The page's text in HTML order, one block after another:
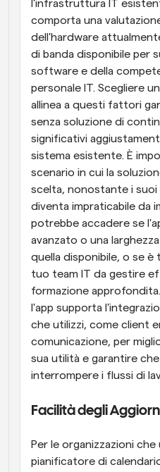
l'infrastruttura IT
comporta una
dell'hardware
di banda disponibile per
software e della
personale IT. Scegliere
allinea a questi fattori
senza soluzione di
significativi
sistema esistente. È
scenario in cui la
scelta, nonostante i suoi
diventa impraticabile da
potrebbe accadere se
avanzato o una
quella disponibile, o se è
tuo team IT da gestire
formazione
l'app supporta
che utilizzi, come client
comunicazione, per
sua utilità e garantire
interrompere i flussi di
Facilità degli
Per le organizzazioni che
pianificatore di